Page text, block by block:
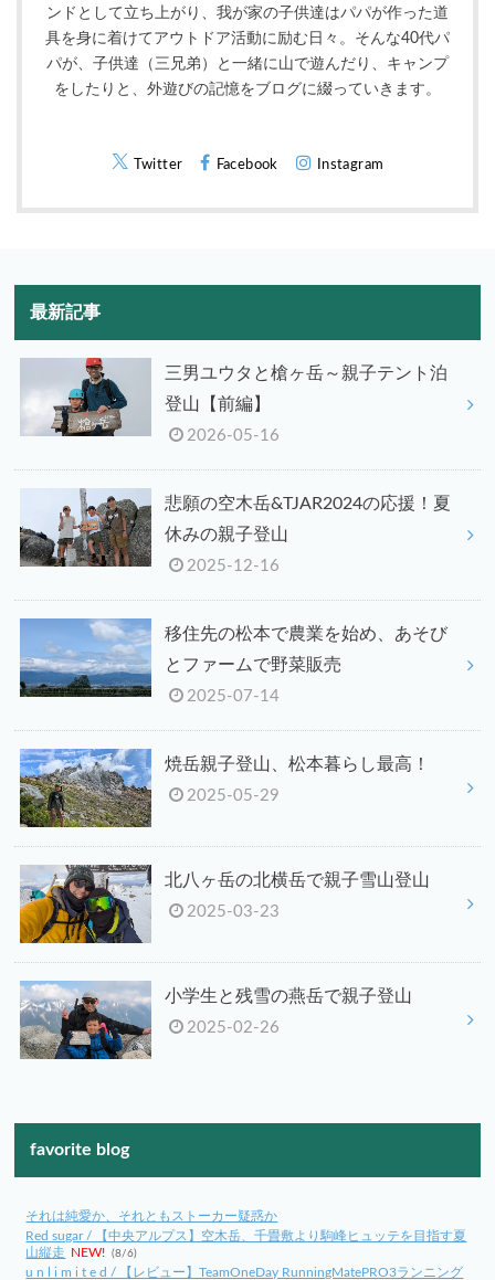
ンドとして立ち上がり、我が家の子供達はパパが作った道
具を身に着けてアウトドア活動に励む日々。そんな40代パ
パが、子供達（三兄弟）と一緒に山で遊んだり、キャンプ
をしたりと、外遊びの記憶をブログに綴っていきます。
Twitter Facebook Instagram
最新記事
三男ユウタと槍ヶ岳～親子テント泊
登山【前編】
2026-05-16
悲願の空木岳&TJAR2024の応援！夏
休みの親子登山
2025-12-16
移住先の松本で農業を始め、あそび
とファームで野菜販売
2025-07-14
焼岳親子登山、松本暮らし最高！
2025-05-29
北八ヶ岳の北横岳で親子雪山登山
2025-03-23
小学生と残雪の燕岳で親子登山
2025-02-26
favorite blog
それは純愛か、それともストーカー疑惑か
Red sugar / 【中央アルプス】空木岳、千畳敷より駒峰ヒュッテを目指す夏
山縦走 NEW! (8/6)
u n l i m i t e d / 【レビュー】TeamOneDay RunningMatePRO3ランニング